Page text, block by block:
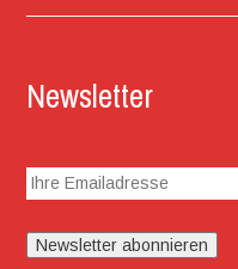
Newsletter